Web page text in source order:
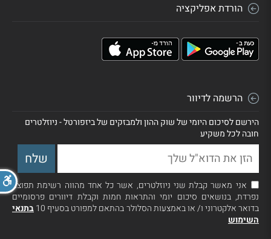
הורדת אפליקציה
הרשמה לדיוור
הירשם לסיכום היומי של שוק ההון ולמבזקים של ביזפורטל - ניוזלטרים
חובה לכל משקיע
אני מאשר קבלת שני ניוזלטרים, אשר כל אחד מהווה רשימת תפוצה
נפרדת, בנושאים סיכום יומי והתראות חמות וקבלת דיוורים פרסומיים
בדואר אלקטרוני ו/ או באמצעות הסלולר בהתאם למפורט בסעיף 10
בתנאי
השימוש